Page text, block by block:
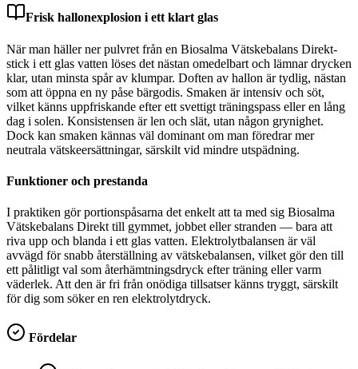
Frisk hallonexplosion i ett klart glas
När man häller ner pulvret från en Biosalma Vätskebalans Direkt-
stick i ett glas vatten löses det nästan omedelbart och lämnar drycken
klar, utan minsta spår av klumpar. Doften av hallon är tydlig, nästan
som att öppna en ny påse bärgodis. Smaken är intensiv och söt,
vilket känns uppfriskande efter ett svettigt träningspass eller en lång
dag i solen. Konsistensen är len och slät, utan någon grynighet.
Dock kan smaken kännas väl dominant om man föredrar mer
neutrala vätskeersättningar, särskilt vid mindre utspädning.
Funktioner och prestanda
I praktiken gör portionspåsarna det enkelt att ta med sig Biosalma
Vätskebalans Direkt till gymmet, jobbet eller stranden — bara att
riva upp och blanda i ett glas vatten. Elektrolytbalansen är väl
avvägd för snabb återställning av vätskebalansen, vilket gör den till
ett pålitligt val som återhämtningsdryck efter träning eller varm
väderlek. Att den är fri från onödiga tillsatser känns tryggt, särskilt
för dig som söker en ren elektrolytdryck.
Fördelar